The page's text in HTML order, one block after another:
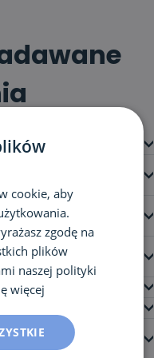
u dietetyka?
ciała
wykonać przed
konsultacją u
w
cookie, aby
zgodę na
plików
naszej polityki
więcej